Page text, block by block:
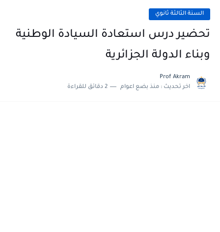
السنة الثالثة ثانوي
تحضير درس استعادة السيادة الوطنية
وبناء الدولة الجزائرية
Prof Akram
اخر تحديث : منذ بضع اعوام 2 دقائق للقراءة